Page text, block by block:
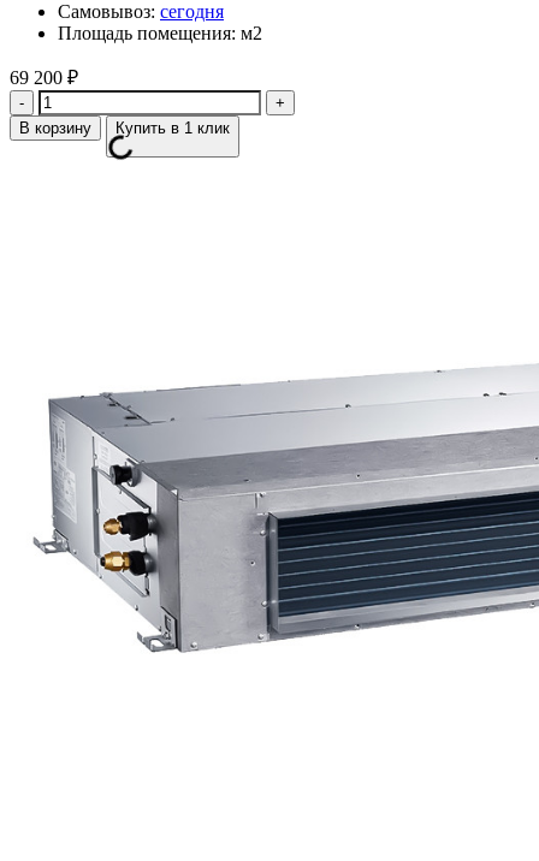
Самовывоз: сегодня
Площадь помещения: м2
69 200 ₽
Количество
В корзину Купить в 1 клик